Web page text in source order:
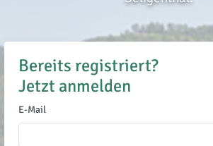
Bereits registriert?
Jetzt anmelden
E-Mail